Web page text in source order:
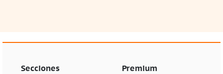
Secciones Premium